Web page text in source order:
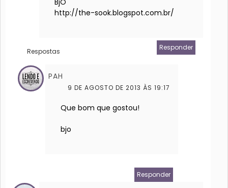
http://the-sook.blogspot.com.br/
Responder
Respostas
PAH
9 DE AGOSTO DE 2013 ÀS 19:17
Que bom que gostou!
bjo
Responder